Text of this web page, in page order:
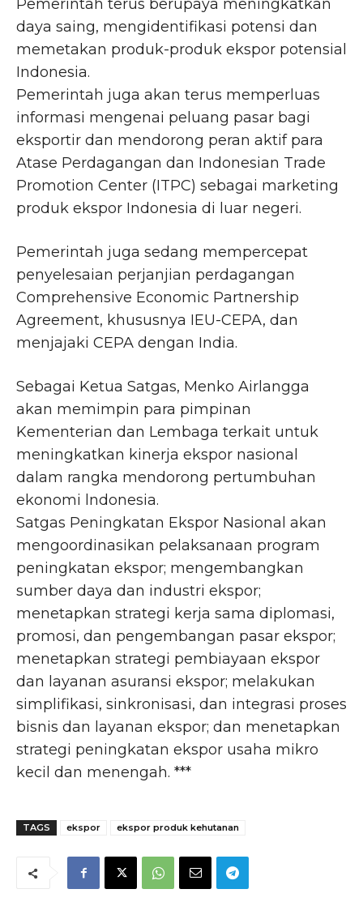
Pemerintah terus berupaya meningkatkan
daya saing, mengidentifikasi potensi dan
memetakan produk-produk ekspor potensial
Indonesia.
Pemerintah juga akan terus memperluas
informasi mengenai peluang pasar bagi
eksportir dan mendorong peran aktif para
Atase Perdagangan dan Indonesian Trade
Promotion Center (ITPC) sebagai marketing
produk ekspor Indonesia di luar negeri.
Pemerintah juga sedang mempercepat
penyelesaian perjanjian perdagangan
Comprehensive Economic Partnership
Agreement, khususnya IEU-CEPA, dan
menjajaki CEPA dengan India.
Sebagai Ketua Satgas, Menko Airlangga
akan memimpin para pimpinan
Kementerian dan Lembaga terkait untuk
meningkatkan kinerja ekspor nasional
dalam rangka mendorong pertumbuhan
ekonomi lndonesia.
Satgas Peningkatan Ekspor Nasional akan
mengoordinasikan pelaksanaan program
peningkatan ekspor; mengembangkan
sumber daya dan industri ekspor;
menetapkan strategi kerja sama diplomasi,
promosi, dan pengembangan pasar ekspor;
menetapkan strategi pembiayaan ekspor
dan layanan asuransi ekspor; melakukan
simplifikasi, sinkronisasi, dan integrasi proses
bisnis dan layanan ekspor; dan menetapkan
strategi peningkatan ekspor usaha mikro
kecil dan menengah. ***
TAGS ekspor ekspor produk kehutanan